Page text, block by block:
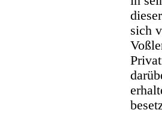
sich